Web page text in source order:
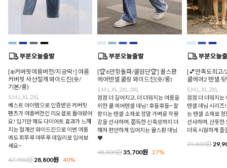
[❄️커버핏여름버전/지금딱!] 여름
커버핏 사선절개 와이드진(숏/
기본/롱)
S,M,L,XL,2XL
베스트 아이템으로 인증받은 커버핏
팬츠가 여름버전인 리오셀로 돌아왔어
요! 입기만 해도 다이어트 효과가 느껴
지는 절개선 와이드진으로 이번 여름
에도 휘뚜루 마뚜루 데일리로 입어보
세요~
47,900원 28,800원 40%
[🏆6만장돌파/쿨원단🏆] 꿀스판
에어텐셀 쿨링 와이드진(숏/롱)
S,M,L,XL,2XL,3XL
점점 더 길어지고, 더 더워지는 여름을
위한 쿨 에어텐셀 데님! 후들후들~ 찰
랑이는 텐셀 소재로 정말 가벼운 착용
감을 선사하며, 쫀득한 신축성까지 더
해져 편안하게 입어지는 꿀스판 데님
♥
48,800원35,700원 27%
[💕만족도최고/
쿨에어2 텐셀
S,M,L,XL,2XL
점점 더 더워지는
텐셀 데님 시리즈
는 텐셀 소재로
선사하며, 산뜻한
더욱 시원하게
39,800원